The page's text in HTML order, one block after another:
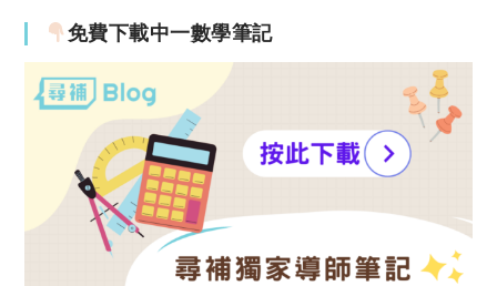
免費下載中一數學筆記